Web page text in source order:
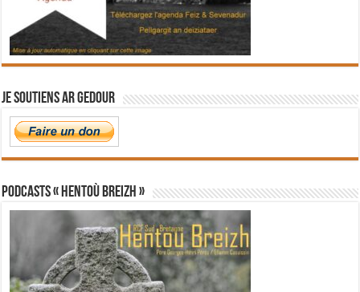
Je soutiens Ar Gedour
PODCASTS « Hentoù Breizh »